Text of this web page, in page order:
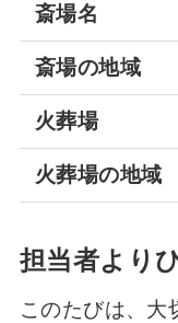
斎場名
斎場の地域
火葬場
火葬場の地域
担当者より
このたびは、大